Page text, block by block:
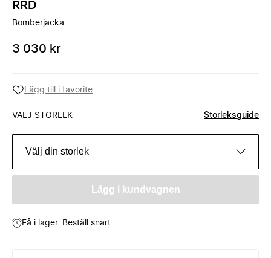
RRD
Bomberjacka
3 030 kr
Lägg till i favorite
VÄLJ STORLEK Storleksguide
Välj din storlek
Lägg i kundvagnen
Få i lager. Beställ snart.